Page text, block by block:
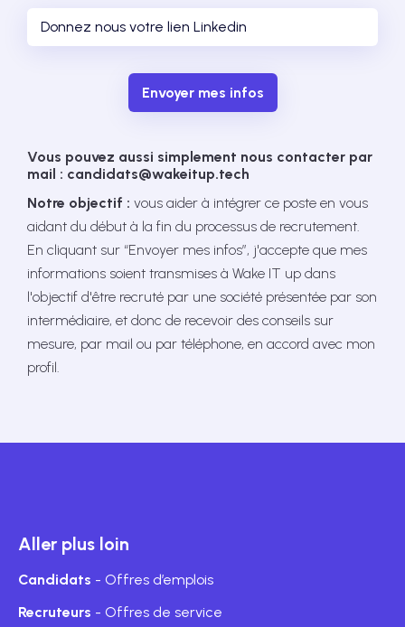
Envoyer mes infos
Vous pouvez aussi simplement nous contacter par
mail : candidats@wakeitup.tech
Notre objectif : vous aider à intégrer ce poste en vous
aidant du début à la fin du processus de recrutement.
En cliquant sur “Envoyer mes infos”, j'accepte que mes
informations soient transmises à Wake IT up dans
l'objectif d'être recruté par une société présentée par son
intermédiaire, et donc de recevoir des conseils sur
mesure, par mail ou par téléphone, en accord avec mon
profil.
Aller plus loin
Candidats - Offres d’emplois
Recruteurs - Offres de service